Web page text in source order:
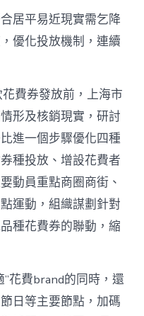
居平易近現實需乞降
優化投放機制，連續
費券發放前，上海市
形及核銷現實，研討
進一個步驟優化四種
種投放、增設花費者
動員重點商圈商街、
運動，組織謀劃針對
種花費券的聯動，縮
花費brand的同時，還
日等主要節點，加碼